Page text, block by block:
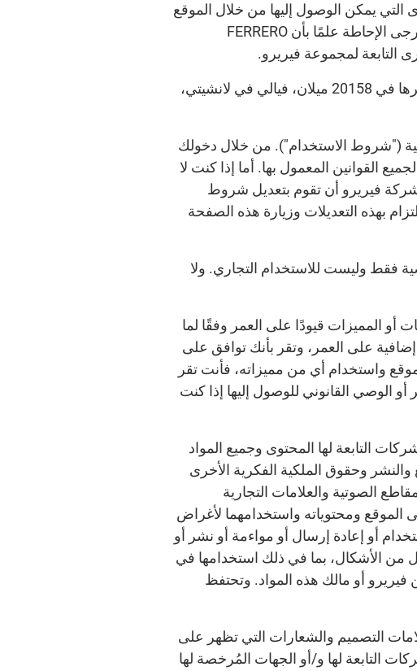
يمكن الوصول إليها من خلال الموقع
المذكور آنفًا (يُشار إلى كل منها على حدة باسم "الموقع" وإليها مجتمعة باسم "المواقع"). يُرجى الإحاطة علمًا بأن FERRERO
تم إنشاء الموقع وإدارته بالنيابة عن فيريرو من قبل Ogilvy Interactive S.r.l.، والكائن مقرها في 20158 ميلان، فيالي في لانشيتي،
("شروط الاستخدام"). من خلال دخولك
القوانين المعمول بها. أما إذا كنت لا
فيريرو أن تقوم بتعديل شروط
بهذه التعديلات وزيارة هذه الصفحة
فقط وليست للاستخدام التجاري. ولا
أو المميزات قيودًا على العمر وفقًا لما
على العمر، وتقر بأنك توافق على
واستخدام أي من مميزاته، فأنت تقر
الوصي القانوني للوصول إليها إذا كنت
التابعة لها المحتوى وجميع المواد
وحقوق الملكية الفكرية الأخرى
الصوتية والعلامات التجارية
الموقع ومحتوياته واستخدامهما لأغراض
أو إعادة إرسال أو مواءمة أو نشر أو
من الأشكال، بما في ذلك استخدامها في
أو مالك هذه المواد. وتحتفظ
التصميم والشعارات التي تظهر على
التابعة لها و/أو الجهات المُرخصة لها